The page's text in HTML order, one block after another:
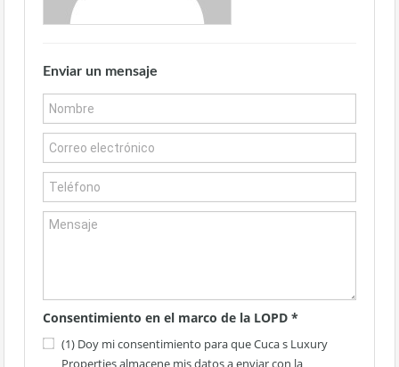
Enviar un mensaje
Consentimiento en el marco de la LOPD *
(1) Doy mi consentimiento para que Cuca s Luxury
Properties almacene mis datos a enviar con la